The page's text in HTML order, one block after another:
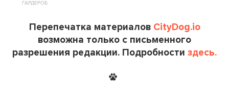
ГАРДЕРОБ
Перепечатка материалов CityDog.io
возможна только с письменного
разрешения редакции. Подробности здесь.